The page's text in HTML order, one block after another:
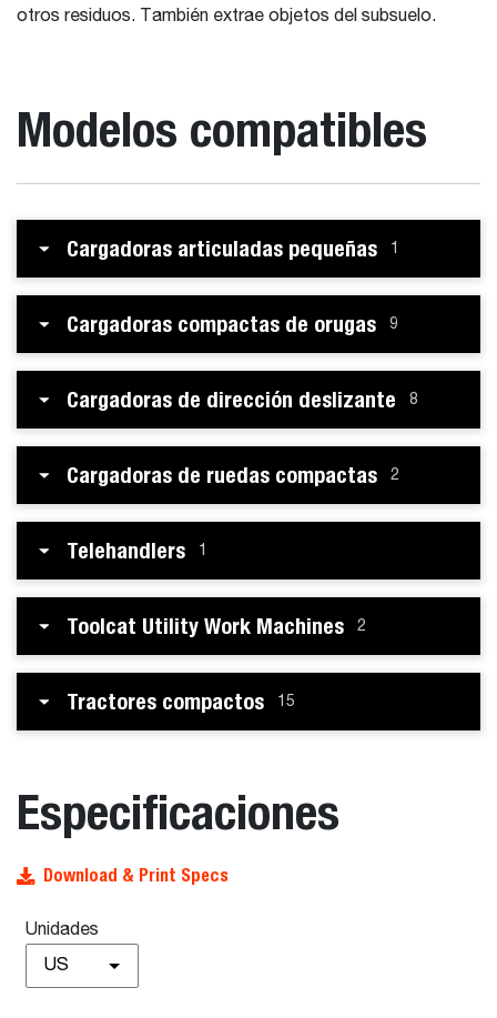
otros residuos. También extrae objetos del subsuelo.
Modelos compatibles
Cargadoras articuladas pequeñas 1
Cargadoras compactas de orugas 9
Cargadoras de dirección deslizante 8
Cargadoras de ruedas compactas 2
Telehandlers 1
Toolcat Utility Work Machines 2
Tractores compactos 15
Especificaciones
Download & Print Specs
Unidades
US